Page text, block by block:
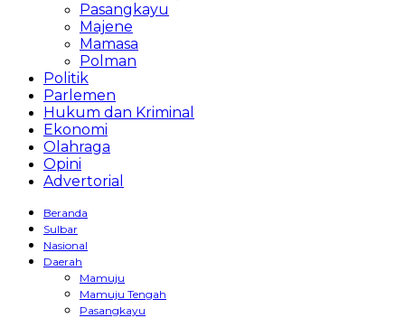
Pasangkayu
Majene
Mamasa
Polman
Politik
Parlemen
Hukum dan Kriminal
Ekonomi
Olahraga
Opini
Advertorial
Beranda
Sulbar
Nasional
Daerah
Mamuju
Mamuju Tengah
Pasangkayu